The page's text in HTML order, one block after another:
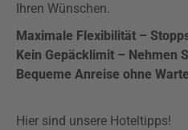
Ihren Wünschen.
Maximale Flexibilität –
Kein Gepäcklimit – Nehmen
Bequeme Anreise ohne
Hier sind unsere Hoteltipps!